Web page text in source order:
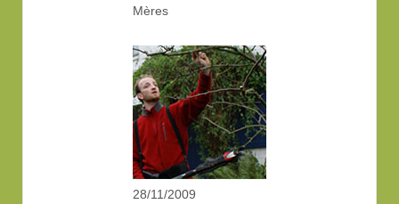
Mères
28/11/2009